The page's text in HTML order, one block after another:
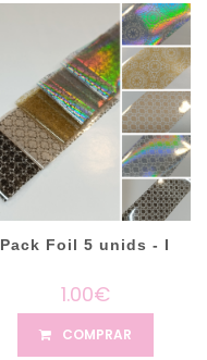
Pack Foil 5 unids - I
1.00€
COMPRAR